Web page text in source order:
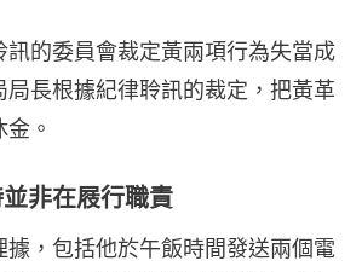
訊的委員會裁定黃兩項行為失當成
局長根據紀律聆訊的裁定，把黃革
。
非在屐行職責
據，包括他於午飯時間發送兩個電